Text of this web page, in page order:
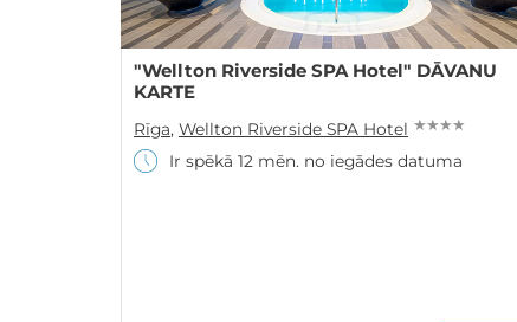
"Wellton Riverside SPA Hotel" DĀVANU
KARTE
Rīga, Wellton Riverside SPA Hotel ★ ★ ★ ★
Ir spēkā 12 mēn. no iegādes datuma